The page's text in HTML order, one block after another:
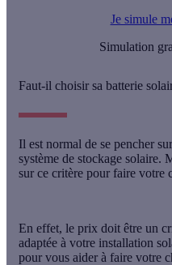
Je simule
Simulation
Faut-il choisir sa batterie
Il est normal de se pencher
système de stockage solaire.
sur ce critère pour faire votre
En effet, le prix doit être un
adaptée à votre installation
pour vous aider à faire votre